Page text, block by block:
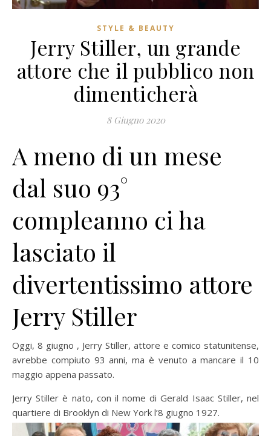
STYLE & BEAUTY
Jerry Stiller, un grande
attore che il pubblico non
dimenticherà
8 Giugno 2020
A meno di un mese
dal suo 93°
compleanno ci ha
lasciato il
divertentissimo attore
Jerry Stiller
Oggi, 8 giugno , Jerry Stiller, attore e comico statunitense,
avrebbe compiuto 93 anni, ma è venuto a mancare il 10
maggio appena passato.
Jerry Stiller è nato, con il nome di Gerald Isaac Stiller, nel
quartiere di Brooklyn di New York l’8 giugno 1927.